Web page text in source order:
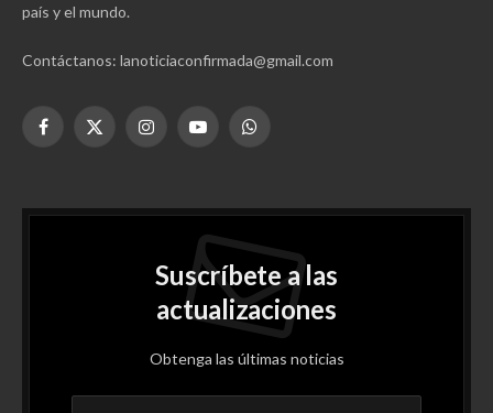
país y el mundo.
Contáctanos: lanoticiaconfirmada@gmail.com
Facebook
X
InstagramYouTubeWhatsApp
Suscríbete a las
actualizaciones
Obtenga las últimas noticias